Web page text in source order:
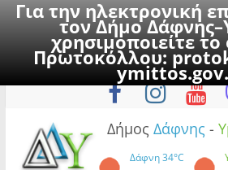
Για την ηλεκτρονική
τον Δήμο
χρησιμοποιείτε
Πρωτοκόλλου:
to
Παρασκευή, 7
Δήμος Δάφνης -
Δάφνη34°C